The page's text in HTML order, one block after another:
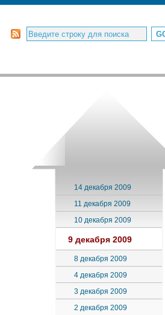
14 декабря 2009
11 декабря 2009
10 декабря 2009
9 декабря 2009
8 декабря 2009
4 декабря 2009
3 декабря 2009
2 декабря 2009